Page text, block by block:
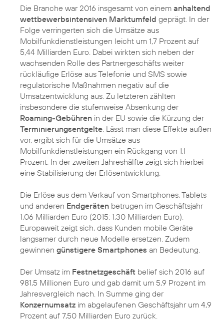
Die Branche war 2016 insgesamt von einem anhaltend
wettbewerbsintensiven Marktumfeld geprägt. In der
Folge verringerten sich die Umsätze aus
Mobilfunkdienstleistungen leicht um 1,7 Prozent auf
5,44 Milliarden Euro. Dabei wirkten sich neben der
wachsenden Rolle des Partnergeschäfts weiter
rückläufige Erlöse aus Telefonie und SMS sowie
regulatorische Maßnahmen negativ auf die
Umsatzentwicklung aus. Zu letzteren zählten
insbesondere die stufenweise Absenkung der
Roaming-Gebühren in der EU sowie die Kürzung der
Terminierungsentgelte . Lässt man diese Effekte außen
vor, ergibt sich für die Umsätze aus
Mobilfunkdienstleistungen ein Rückgang von 1,1
Prozent. In der zweiten Jahreshälfte zeigt sich hierbei
eine Stabilisierung der Erlösentwicklung.
Die Erlöse aus dem Verkauf von Smartphones, Tablets
und anderen Endgeräten betrugen im Geschäftsjahr
1,06 Milliarden Euro (2015: 1,30 Milliarden Euro).
Europaweit zeigt sich, dass Kunden mobile Geräte
langsamer durch neue Modelle ersetzen. Zudem
gewinnen günstigere Smartphones an Bedeutung.
Der Umsatz im Festnetzgeschäft belief sich 2016 auf
981,5 Millionen Euro und gab damit um 5,9 Prozent im
Jahresvergleich nach. In Summe ging der
Konzernumsatz im abgelaufenen Geschäftsjahr um 4,9
Prozent auf 7,50 Milliarden Euro zurück.